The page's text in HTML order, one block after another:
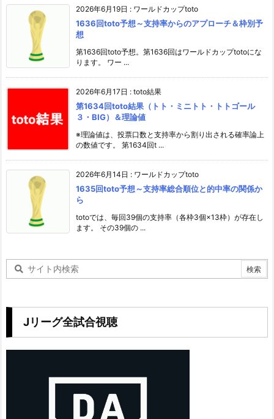
2026年6月19日 : ワールドカップtoto
1636回toto予想～支持率からのアプローチ＆枠別予
想
第1636回toto予想。第1636回はワールドカップtotoにな
ります。 ワー ...
2026年6月17日 : toto結果
第1634回toto結果（トト・ミニトト・トトゴール
３・BIG）＆理論値
※理論値は、投票口数と支持率から割り出される確率論上
の数値です。 第1634回t ...
2026年6月14日 : ワールドカップtoto
1635回toto予想～支持率総合順位と的中率の関係か
ら
totoでは、毎回39個の支持率（各枠3個×13枠）が存在し
ます。 その39個の ...
Jリーグ全試合視聴